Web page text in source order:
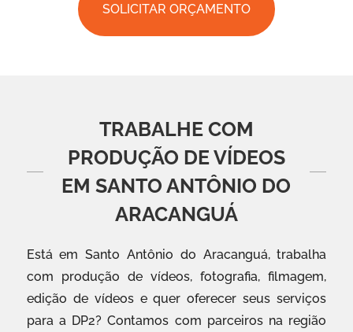
SOLICITAR ORÇAMENTO
TRABALHE COM
PRODUÇÃO DE VÍDEOS
EM SANTO ANTÔNIO DO
ARACANGUÁ
Está em Santo Antônio do Aracanguá, trabalha
com produção de vídeos, fotografia, filmagem,
edição de vídeos e quer oferecer seus serviços
para a DP2? Contamos com parceiros na região